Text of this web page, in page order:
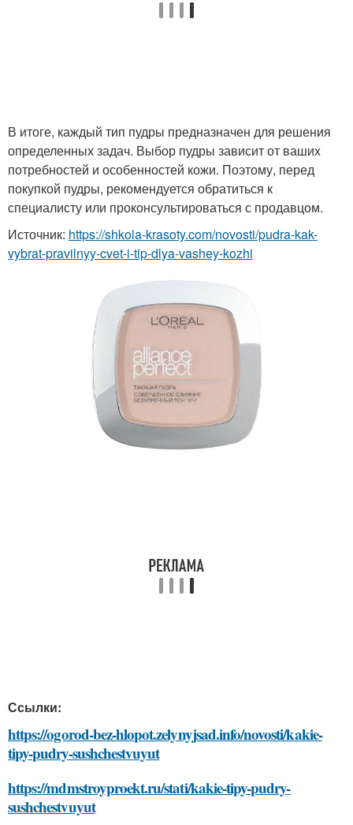
В итоге, каждый тип пудры предназначен для решения
определенных задач. Выбор пудры зависит от ваших
потребностей и особенностей кожи. Поэтому, перед
покупкой пудры, рекомендуется обратиться к
специалисту или проконсультироваться с продавцом.
Источник: https://shkola-krasoty.com/novosti/pudra-kak-
vybrat-pravilnyy-cvet-i-tip-dlya-vashey-kozhi
Ссылки:
https://ogorod-bez-hlopot.zelynyjsad.info/novosti/kakie-
tipy-pudry-sushchestvuyut
https://mdmstroyproekt.ru/stati/kakie-tipy-pudry-
sushchestvuyut